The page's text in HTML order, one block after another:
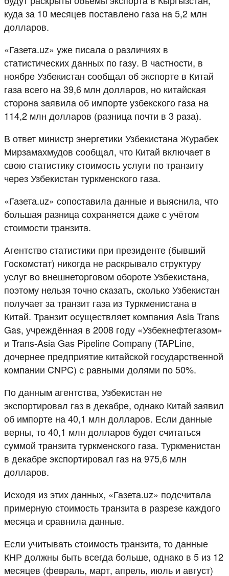
куда за 10 месяцев поставлено газа на 5,2 млн
долларов.
«Газета.uz» уже писала о различиях в
статистических данных по газу. В частности, в
ноябре Узбекистан сообщал об экспорте в Китай
газа всего на 39,6 млн долларов, но китайская
сторона заявила об импорте узбекского газа на
114,2 млн долларов (разница почти в 3 раза).
В ответ министр энергетики Узбекистана Журабек
Мирзамахмудов сообщал, что Китай включает в
свою статистику стоимость услуги по транзиту
через Узбекистан туркменского газа.
«Газета.uz» сопоставила данные и выяснила, что
большая разница сохраняется даже с учётом
стоимости транзита.
Агентство статистики при президенте (бывший
Госкомстат) никогда не раскрывало структуру
услуг во внешнеторговом обороте Узбекистана,
поэтому нельзя точно сказать, сколько Узбекистан
получает за транзит газа из Туркменистана в
Китай. Транзит осуществляет компания Asia Trans
Gas, учреждённая в 2008 году «Узбекнефтегазом»
и Trans-Asia Gas Pipeline Company (TAPLine,
дочернее предприятие китайской государственной
компании CNPC) с равными долями по 50%.
По данным агентства, Узбекистан не
экспортировал газ в декабре, однако Китай заявил
об импорте на 40,1 млн долларов. Если данные
верны, то 40,1 млн долларов будет считаться
суммой транзита туркменского газа. Туркменистан
в декабре экспортировал газ на 975,6 млн
долларов.
Исходя из этих данных, «Газета.uz» подсчитала
примерную стоимость транзита в разрезе каждого
месяца и сравнила данные.
Если учитывать стоимость транзита, то данные
КНР должны быть всегда больше, однако в 5 из 12
месяцев (февраль, март, апрель, июль и август)